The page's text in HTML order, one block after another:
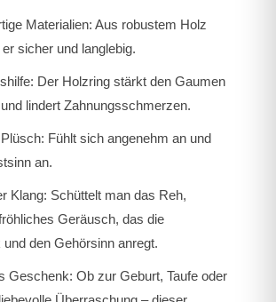
Materialien: Aus robustem Holz
sicher und langlebig.
Der Holzring stärkt den Gaumen
lindert Zahnungsschmerzen.
Fühlt sich angenehm an und
an.
Klang: Schüttelt man das Reh,
Geräusch, das die
und den Gehörsinn anregt.
Geschenk: Ob zur Geburt, Taufe oder